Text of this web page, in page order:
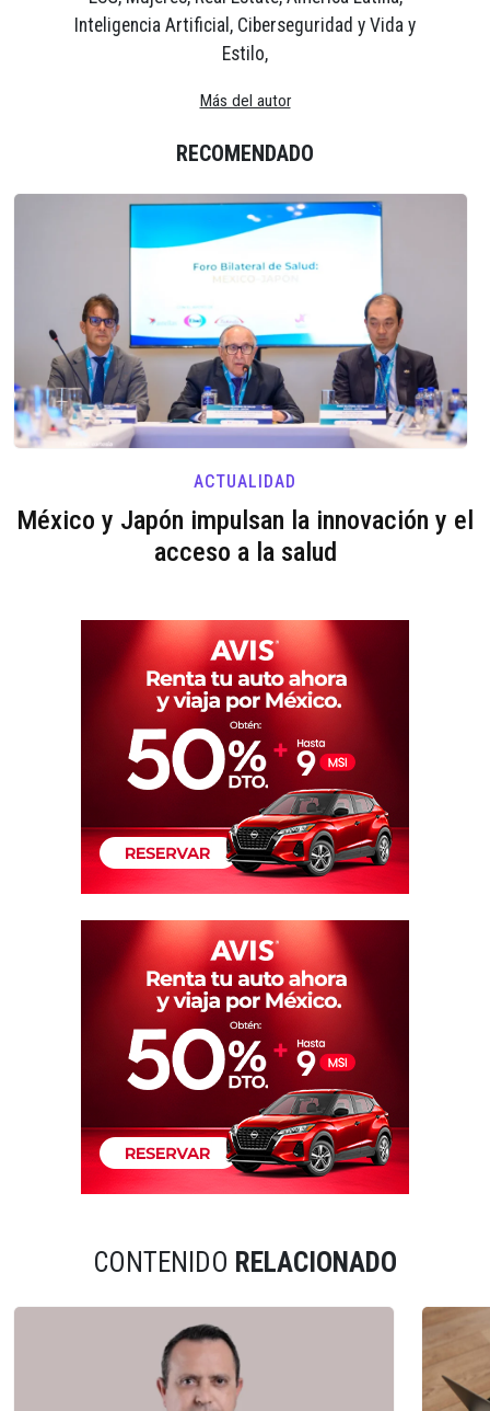
Inteligencia Artificial, Ciberseguridad y Vida y
Estilo,
Más del autor
RECOMENDADO
ACTUALIDAD
México y Japón impulsan la innovación y el
acceso a la salud
CONTENIDO RELACIONADO